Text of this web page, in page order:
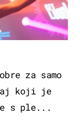
za samo
koji je
s ple...